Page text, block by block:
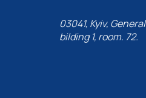
03041, Kyiv,
bilding 1, room. 72.